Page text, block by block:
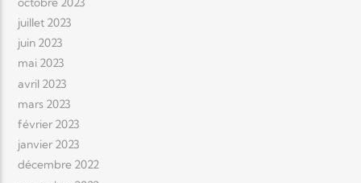
juillet 2023
juin 2023
mai 2023
avril 2023
mars 2023
février 2023
janvier 2023
décembre 2022